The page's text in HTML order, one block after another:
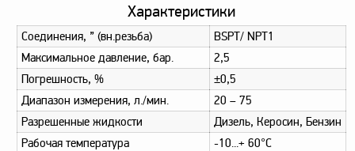
Продукция НПП
СЕНСОР
Газоаналитическое
оборудование
Эксплуатационное
оборудование
Характеристики
Соединения, ” (вн.резьба)
BSPT/ NPT1
Максимальное давление, бар.
2,5
Погрешность, %
±0,5
Диапазон измерения, л./мин.
20 – 75
Разрешенные жидкости
Дизель, Керосин, Бензин
Рабочая температура
-10...+ 60°C